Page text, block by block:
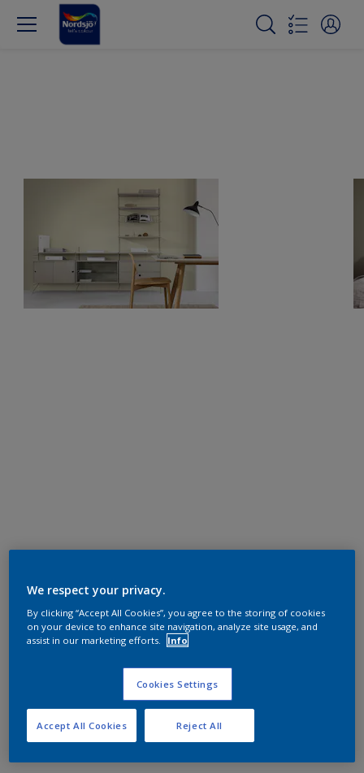
We respect your privacy.
By clicking “Accept All Cookies”, you agree to the storing of cookies
on your device to enhance site navigation, analyze site usage, and
assist in our marketing efforts.
Info
Cookies Settings
Reject All
Accept All Cookies